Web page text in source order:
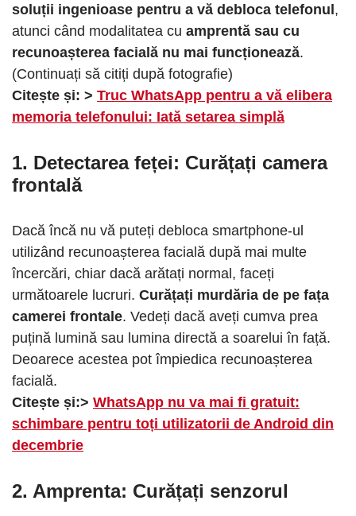
soluții ingenioase pentru a vă debloca telefonul,
atunci când modalitatea cu amprentă sau cu
recunoașterea facială nu mai funcționează.
(Continuați să citiți după fotografie)
Citește și: > Truc WhatsApp pentru a vă elibera
memoria telefonului: Iată setarea simplă
1. Detectarea feței: Curățați camera
frontală
Dacă încă nu vă puteți debloca smartphone-ul
utilizând recunoașterea facială după mai multe
încercări, chiar dacă arătați normal, faceți
următoarele lucruri. Curățați murdăria de pe fața
camerei frontale. Vedeți dacă aveți cumva prea
puțină lumină sau lumina directă a soarelui în față.
Deoarece acestea pot împiedica recunoașterea
facială.
Citește și:> WhatsApp nu va mai fi gratuit:
schimbare pentru toți utilizatorii de Android din
decembrie
2. Amprenta: Curățați senzorul